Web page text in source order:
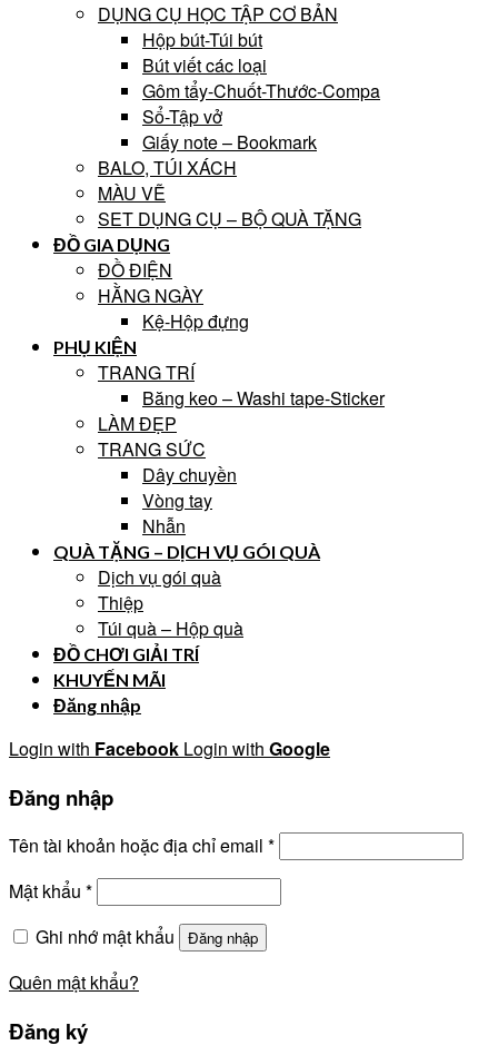
DỤNG CỤ HỌC TẬP CƠ BẢN
Hộp bút-Túi bút
Bút viết các loại
Gôm tẩy-Chuốt-Thước-Compa
Sổ-Tập vở
Giấy note – Bookmark
BALO, TÚI XÁCH
MÀU VẼ
SET DỤNG CỤ – BỘ QUÀ TẶNG
ĐỒ GIA DỤNG
ĐỒ ĐIỆN
HẰNG NGÀY
Kệ-Hộp đựng
PHỤ KIỆN
TRANG TRÍ
Băng keo – Washi tape-Sticker
LÀM ĐẸP
TRANG SỨC
Dây chuyền
Vòng tay
Nhẫn
QUÀ TẶNG – DỊCH VỤ GÓI QUÀ
Dịch vụ gói quà
Thiệp
Túi quà – Hộp quà
ĐỒ CHƠI GIẢI TRÍ
KHUYẾN MÃI
Đăng nhập
Login with Facebook Login with Google
Đăng nhập
Tên tài khoản hoặc địa chỉ email *
Mật khẩu *
Ghi nhớ mật khẩu
Đăng nhập
Quên mật khẩu?
Đăng ký